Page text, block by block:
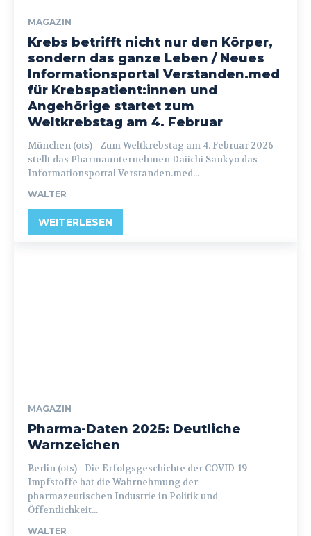
MAGAZIN
Krebs betrifft nicht nur den Körper,
sondern das ganze Leben / Neues
Informationsportal Verstanden.med
für Krebspatient:innen und
Angehörige startet zum
Weltkrebstag am 4. Februar
München (ots) - Zum Weltkrebstag am 4. Februar 2026
stellt das Pharmaunternehmen Daiichi Sankyo das
Informationsportal Verstanden.med...
WALTER
WEITERLESEN
MAGAZIN
Pharma-Daten 2025: Deutliche
Warnzeichen
Berlin (ots) - Die Erfolgsgeschichte der COVID-19-
Impfstoffe hat die Wahrnehmung der
pharmazeutischen Industrie in Politik und
Öffentlichkeit...
WALTER